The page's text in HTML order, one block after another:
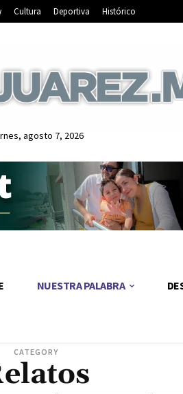
Cultura Deportiva Histórico
agosto 7, 2026
NUESTRA PALABRA
CATEGORY